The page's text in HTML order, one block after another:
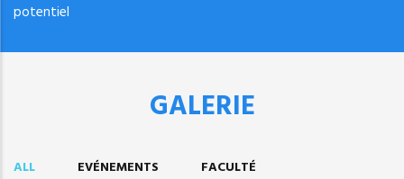
potentiel
GALERIE
ALL EVÉNEMENTS
FACULTÉ